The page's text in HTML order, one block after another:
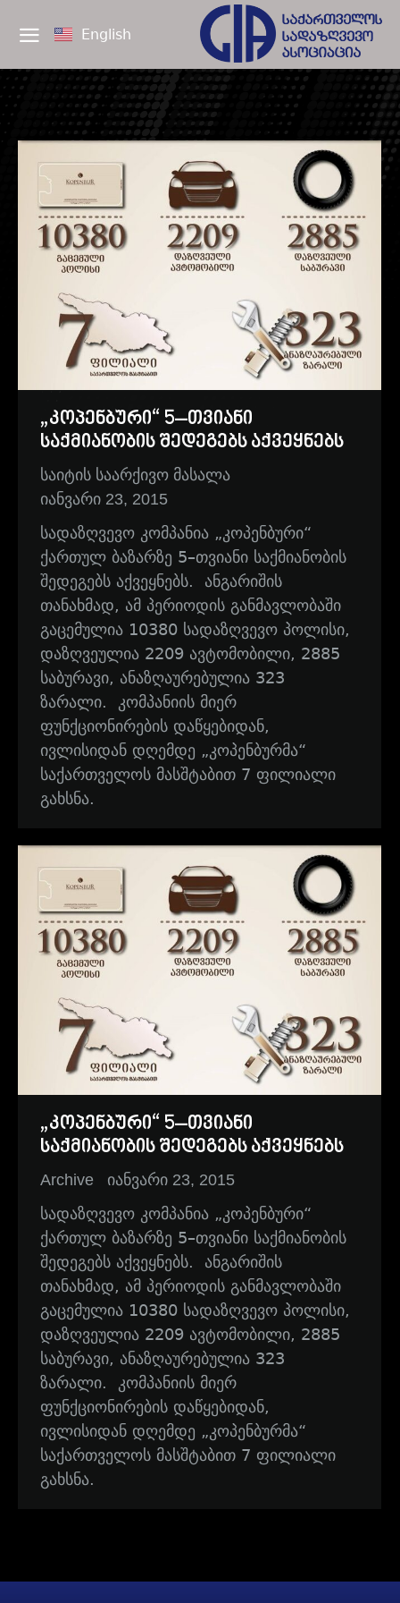
English
„კოპენბური“ 5–თვიანი
საქმიანობის შედეგებს აქვეყნებს
საიტის საარქივო მასალა
იანვარი 23, 2015
სადაზღვევო კომპანია „კოპენბური“
ქართულ ბაზარზე 5–თვიანი საქმიანობის
შედეგებს აქვეყნებს. ანგარიშის
თანახმად, ამ პერიოდის განმავლობაში
გაცემულია 10380 სადაზღვევო პოლისი,
დაზღვეულია 2209 ავტომობილი, 2885
საბურავი, ანაზღაურებულია 323
ზარალი. კომპანიის მიერ
ფუნქციონირების დაწყებიდან,
ივლისიდან დღემდე „კოპენბურმა“
საქართველოს მასშტაბით 7 ფილიალი
გახსნა.
„კოპენბური“ 5–თვიანი
საქმიანობის შედეგებს აქვეყნებს
Archive იანვარი 23, 2015
სადაზღვევო კომპანია „კოპენბური“
ქართულ ბაზარზე 5–თვიანი საქმიანობის
შედეგებს აქვეყნებს. ანგარიშის
თანახმად, ამ პერიოდის განმავლობაში
გაცემულია 10380 სადაზღვევო პოლისი,
დაზღვეულია 2209 ავტომობილი, 2885
საბურავი, ანაზღაურებულია 323
ზარალი. კომპანიის მიერ
ფუნქციონირების დაწყებიდან,
ივლისიდან დღემდე „კოპენბურმა“
საქართველოს მასშტაბით 7 ფილიალი
გახსნა.